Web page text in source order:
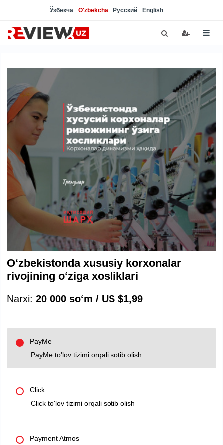
Ўзбекча O'zbekcha Русский English
O‘zbekistonda xususiy korxonalar
rivojining o‘ziga xosliklari
Narxi: 20 000 soʻm / US $1,99
PayMe
PayMe to'lov tizimi orqali sotib olish
Click
Click to'lov tizimi orqali sotib olish
Payment Atmos